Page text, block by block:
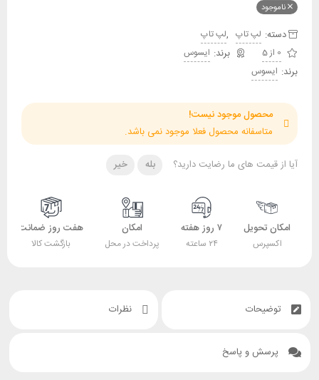
ناموجود
دسته: لپ تاپ ,لپ تاپ
0 از 5
ایسوس
برند: ایسوس
محصول موجود نیست!
متاسفانه محصول فعلا موجود نمی باشد.
آیا از قیمت های ما رضایت دارید؟ بله خیر
امکان تحویل
اکسپرس
۷ روز هفته
۲۴ ساعته
امکان
پرداخت در محل
هفت روز ضمانت
بازگشت کالا
توضیحات نظرات
پرسش و پاسخ